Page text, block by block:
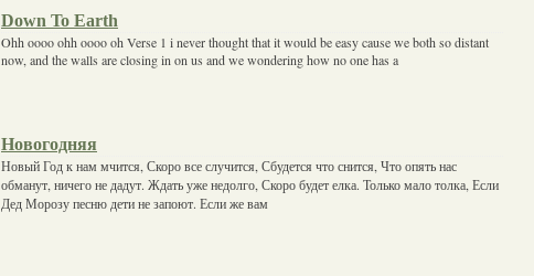
Down To Earth
Ohh oooo ohh oooo oh Verse 1 i never thought that it would be easy cause we both so distant
now, and the walls are closing in on us and we wondering how no one has a
Новогодняя
Новый Год к нам мчится, Скоро все случится, Сбудется что снится, Что опять нас
обманут, ничего не дадут. Ждать уже недолго, Скоро будет елка. Только мало толка, Если
Дед Морозу песню дети не запоют. Если же вам